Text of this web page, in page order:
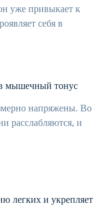
уже привыкает к
себя в
мышечный тонус
напряжены. Во
расслабляются, и
легких и укрепляет